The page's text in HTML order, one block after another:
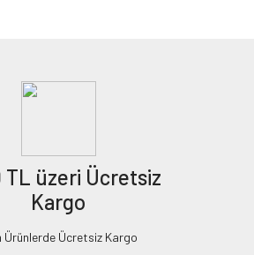
TL üzeri Ücretsiz
Kargo
Ürünlerde Ücretsiz Kargo